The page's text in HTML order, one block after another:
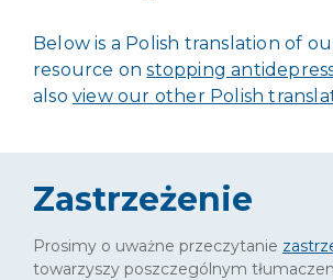
Below is a Polish translation of
resource onstopping
also view our other Polish
Zastrzeżenie
Prosimy o uważne przeczytanie
towarzyszy poszczególnym